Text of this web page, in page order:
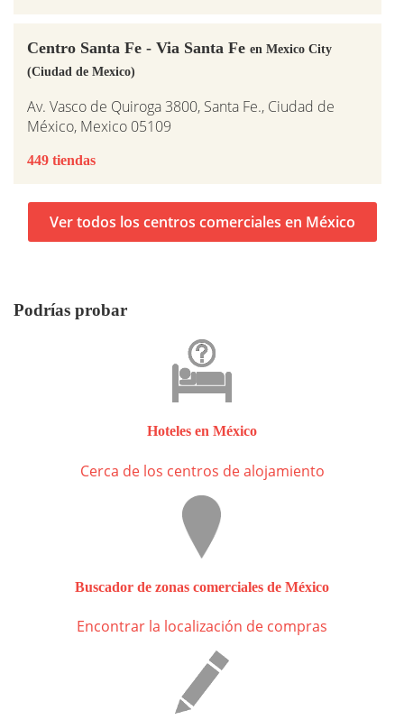
Centro Santa Fe - Via Santa Fe en Mexico City
(Ciudad de Mexico)
Av. Vasco de Quiroga 3800, Santa Fe., Ciudad de
México, Mexico 05109
449 tiendas
Ver todos los centros comerciales en México
Podrías probar
Hoteles en México
Cerca de los centros de alojamiento
Buscador de zonas comerciales de México
Encontrar la localización de compras